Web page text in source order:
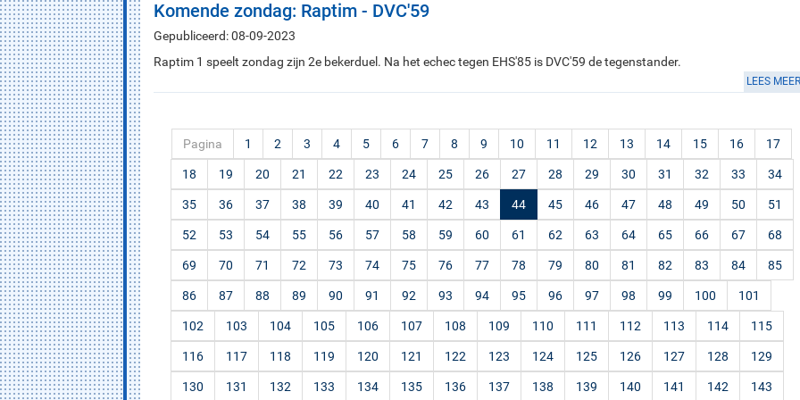
Komende zondag: Raptim - DVC'59
Gepubliceerd: 08-09-2023
Raptim 1 speelt zondag zijn 2e bekerduel. Na het echec tegen EHS'85 is DVC'59 de tegenstander.
LEES
Pagina 1 2 3 4 5 6 7 8 9 10 11 12 13 14 15 16 17
18 19 20 21 22 23 24 25 26 27 28 29 30 31 32 33 34
35 36 37 38 39 40 41 42 43 44 45 46 47 48 49 50 51
52 53 54 55 56 57 58 59 60 61 62 63 64 65 66 67 68
69 70 71 72 73 74 75 76 77 78 79 80 81 82 83 84 85
86 87 88 89 90 91 92 93 94 95 96 97 98 99 100 101
102 103 104 105 106 107 108 109 110 111 112 113 114 115
116 117 118 119 120 121 122 123 124 125 126 127 128 129
130 131 132 133 134 135 136 137 138 139 140 141 142 143